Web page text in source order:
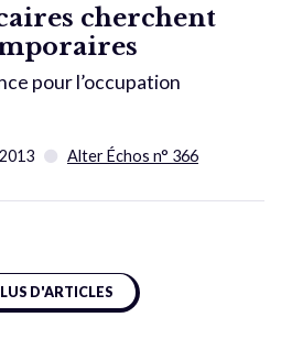
cherchent
pour l’occupation
Alter Échos n° 366
D'ARTICLES